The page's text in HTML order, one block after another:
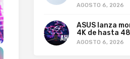
AGOSTO 6, 2026
ASUS lanza
4K de hasta
AGOSTO 6, 2026